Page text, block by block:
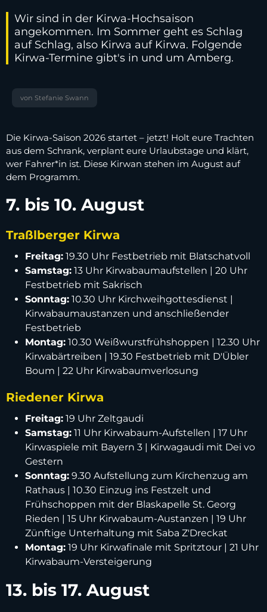
Wir sind in der Kirwa-Hochsaison
angekommen. Im Sommer geht es Schlag
auf Schlag, also Kirwa auf Kirwa. Folgende
Kirwa-Termine gibt's in und um Amberg.
von Stefanie Swann
Die Kirwa-Saison 2026 startet – jetzt! Holt eure Trachten
aus dem Schrank, verplant eure Urlaubstage und klärt,
wer Fahrer*in ist. Diese Kirwan stehen im August auf
dem Programm.
7. bis 10. August
Traßlberger Kirwa
Freitag: 19.30 Uhr Festbetrieb mit Blatschatvoll
Samstag: 13 Uhr Kirwabaumaufstellen | 20 Uhr
Festbetrieb mit Sakrisch
Sonntag: 10.30 Uhr Kirchweihgottesdienst |
Kirwabaumaustanzen und anschließender
Festbetrieb
Montag: 10.30 Weißwurstfrühshoppen | 12.30 Uhr
Kirwabärtreiben | 19.30 Festbetrieb mit D'Übler
Boum | 22 Uhr Kirwabaumverlosung
Riedener Kirwa
Freitag: 19 Uhr Zeltgaudi
Samstag: 11 Uhr Kirwabaum-Aufstellen | 17 Uhr
Kirwaspiele mit Bayern 3 | Kirwagaudi mit Dei vo
Gestern
Sonntag: 9.30 Aufstellung zum Kirchenzug am
Rathaus | 10.30 Einzug ins Festzelt und
Frühschoppen mit der Blaskapelle St. Georg
Rieden | 15 Uhr Kirwabaum-Austanzen | 19 Uhr
Zünftige Unterhaltung mit Saba Z'Dreckat
Montag: 19 Uhr Kirwafinale mit Spritztour | 21 Uhr
Kirwabaum-Versteigerung
13. bis 17. August